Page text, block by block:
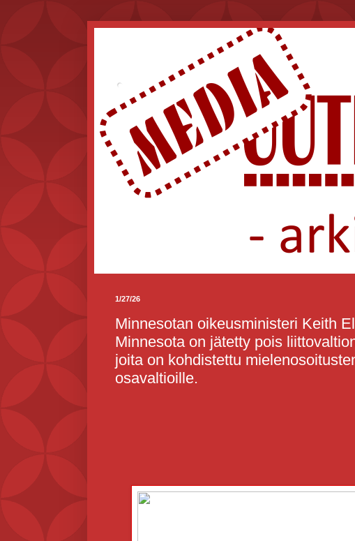
.
1/27/26
Minnesotan oikeusministeri Keith
Minnesota on jätetty pois
joita on kohdistettu
osavaltioille.